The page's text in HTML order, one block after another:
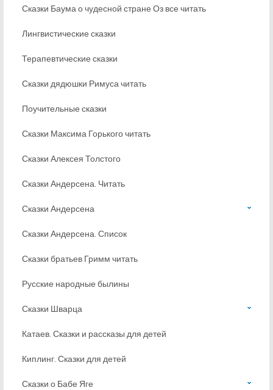
Сказки Баума о чудесной стране Оз все читать
Лингвистические сказки
Терапевтические сказки
Сказки дядюшки Римуса читать
Поучительные сказки
Сказки Максима Горького читать
Сказки Алексея Толстого
Сказки Андерсена. Читать
Сказки Андерсена
Сказки Андерсена. Список
Сказки братьев Гримм читать
Русские народные былины
Сказки Шварца
Катаев. Сказки и рассказы для детей
Киплинг. Сказки для детей
Сказки о Бабе Яге